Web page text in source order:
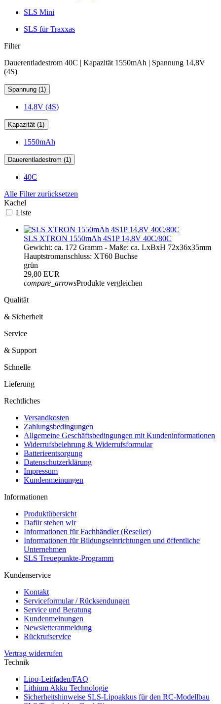
SLS Mini
SLS für Traxxas
Filter
Dauerentladestrom 40C | Kapazität 1550mAh | Spannung 14,8V
(4S)
Spannung (1)
14,8V (4S)
Kapazität (1)
1550mAh
Dauerentladestrom (1)
40C
Alle Filter zurücksetzen
Kachel
Liste
SLS XTRON 1550mAh 4S1P 14,8V 40C/80C
Gewicht: ca. 172 Gramm - Maße: ca. LxBxH 72x36x35mm
Hauptstromanschluss: XT60 Buchse
grün
29,80 EUR
compare_arrowsProdukte vergleichen
Qualität
& Sicherheit
Service
& Support
Schnelle
Lieferung
Rechtliches
Versandkosten
Zahlungsbedingungen
Allgemeine Geschäftsbedingungen mit Kundeninformationen
Widerrufsbelehrung & Widerrufsformular
Batterieentsorgung
Datenschutzerklärung
Impressum
Kundenmeinungen
Informationen
Produktübersicht
Dafür stehen wir
Informationen für Fachhändler (Reseller)
Informationen für Bildungseinrichtungen und öffentliche
Unternehmen
SLS Treuepunkte-Programm
Kundenservice
Kontakt
Serviceformular / Rücksendungen
Service und Beratung
Kundenmeinungen
Newsletteranmeldung
Rückrufservice
Vertrag widerrufen
Technik
Lipo-Leitfaden/FAQ
Lithium Akku Technologie
Sicherheitshinweise SLS-Lipoakkus für den RC-Modellbau